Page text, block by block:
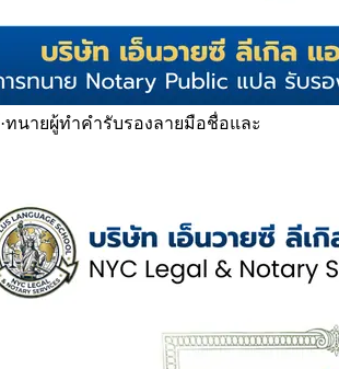
·ทนายผู้ทำคำรับรองลายมือชื่อและ